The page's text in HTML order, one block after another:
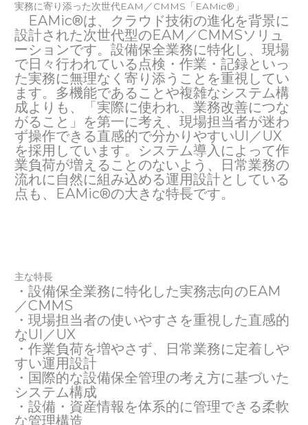
実務に寄り添った次世代EAM／CMMS「EAMic®」
EAMic®は、クラウド技術の進化を背景に
設計された次世代型のEAM／CMMSソリュ
ーションです。設備保全業務に特化し、現場
で日々行われている点検・作業・記録といっ
た実務に無理なく寄り添うことを重視してい
ます。多機能であることや複雑なシステム構
成よりも、「実際に使われ、業務改善につな
がること」を第一に考え、現場担当者が迷わ
ず操作できる直感的で分かりやすいUI／UX
を採用しています。システム導入によって作
業負荷が増えることのないよう、日常業務の
流れに自然に組み込める運用設計としている
点も、EAMic®の大きな特長です。
主な特長
・設備保全業務に特化した実務志向のEAM
／CMMS
・現場担当者の使いやすさを重視した直感的
なUI／UX
・作業負荷を増やさず、日常業務に定着しや
すい運用設計
・国際的な設備保全管理の考え方に基づいた
システム構成
・設備・資産情報を体系的に管理できる柔軟
な管理構造